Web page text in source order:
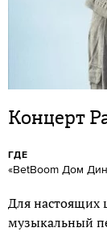
Концерт
ГДЕ
«BetBoom Дом
Для настоящих
музыкальный